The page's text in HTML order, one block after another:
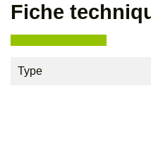
Fiche
Type